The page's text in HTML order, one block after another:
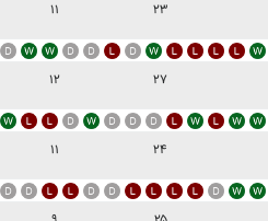
۱۱ ۲۳
۱۲ ۲۷
۱۱ ۲۴